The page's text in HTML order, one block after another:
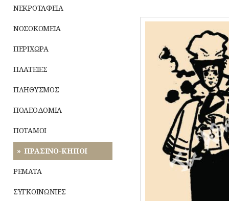
ΝΕΚΡΟΤΑΦΕΙΑ
ΝΟΣΟΚΟΜΕΙΑ
ΠΕΡΙΧΩΡΑ
ΠΛΑΤΕΙΕΣ
ΠΛΗΘΥΣΜΟΣ
ΠΟΛΕΟΔΟΜΙΑ
ΠΟΤΑΜΟΙ
ΠΡΑΣΙΝΟ-ΚΗΠΟΙ
ΡΕΜΑΤΑ
ΣΥΓΚΟΙΝΩΝΙΕΣ